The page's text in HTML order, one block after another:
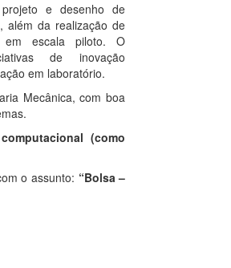
e desenho de
além da realização de
em escala piloto. O
de inovação
em laboratório.
Mecânica, com boa
(como
o assunto: “Bolsa –